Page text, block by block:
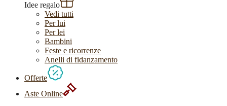
Idee regalo
Vedi tutti
Per lui
Per lei
Bambini
Feste e ricorrenze
Anelli di fidanzamento
Offerte
Aste Online